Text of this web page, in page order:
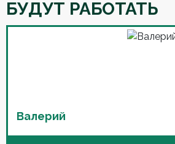
БУДУТ РАБОТАТЬ
Валерий